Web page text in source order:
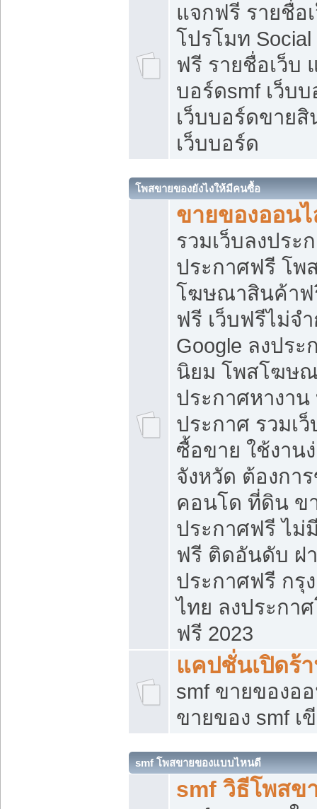
แจกฟรี รายชื่อ
โปรโมท
ฟรี รายชื่อเว็บ
บอร์ดsmf เว็บ
เว็บบอร์ดขาย
เว็บบอร์ด
โพสขายของยังไงให้มีคนซื้อ
ขายของออน
รวมเว็บลงประ
ประกาศฟรี โพ
โฆษณาสินค้าฟ
ฟรี เว็บฟรีไม่จ
Google ลงปร
นิยม โพสโฆษ
ประกาศหางาน
ประกาศ รวมเ
ซื้อขาย ใช้งาน
จังหวัด ต้องกา
คอนโด ที่ดิน ข
ประกาศฟรี ไม่
ฟรี ติดอันดับ ฝ
ประกาศฟรี กรุ
ไทย ลงประกา
ฟรี 2023
แคปชั่นเปิดร้
smf ขายของอ
ขายของ smf เ
smf โพสขายของแบบไหนดี
smf วิธีโพสข